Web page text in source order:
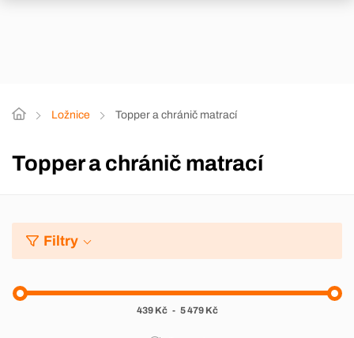
Ložnice Topper a chránič matrací
Topper a chránič matrací
Filtry
439 Kč - 5 479 Kč